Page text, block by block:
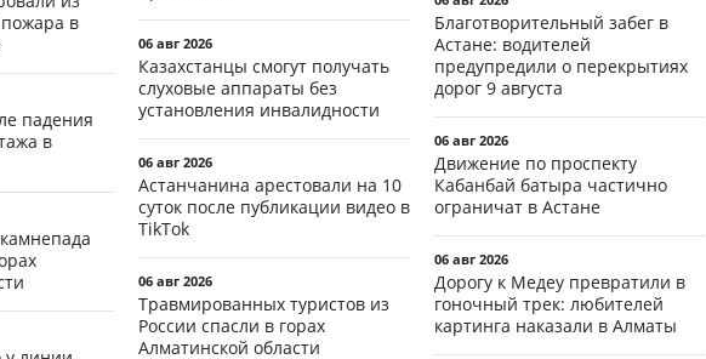
в
падения
в
06 авг 2026
Казахстанцы смогут получать
слуховые аппараты без
установления инвалидности
06 авг 2026
Астанчанина арестовали на 10
суток после публикации видео в
TikTok
06 авг 2026
Травмированных туристов из
России спасли в горах
Алматинской области
Благотворительный забег в
Астане: водителей
предупредили о перекрытиях
дорог 9 августа
06 авг 2026
Движение по проспекту
Кабанбай батыра частично
ограничат в Астане
06 авг 2026
Дорогу к Медеу превратили в
гоночный трек: любителей
картинга наказали в Алматы